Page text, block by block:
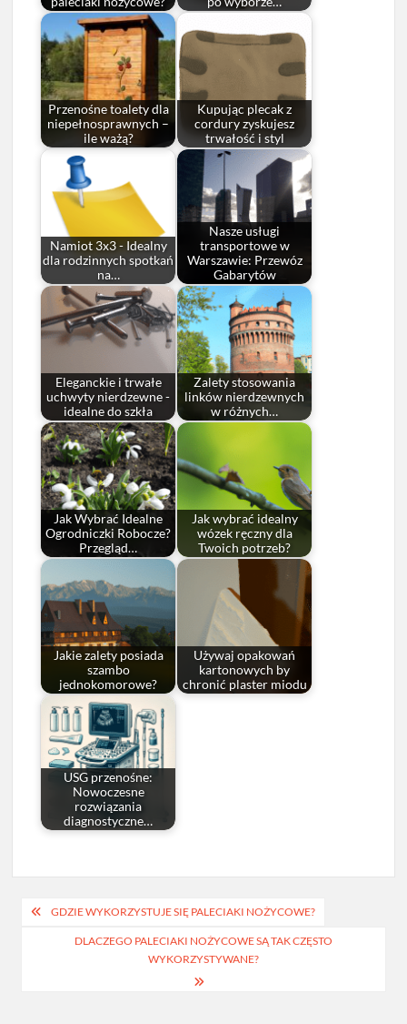
Przenośne toalety dla
niepełnosprawnych –
ile ważą?
Kupując plecak z
cordury zyskujesz
trwałość i styl
Namiot 3x3 - Idealny
dla rodzinnych spotkań
na…
Nasze usługi
transportowe w
Warszawie: Przewóz
Gabarytów
Eleganckie i trwałe
uchwyty nierdzewne -
idealne do szkła
Zalety stosowania
linków nierdzewnych
w różnych…
Jak Wybrać Idealne
Ogrodniczki Robocze?
Przegląd…
Jak wybrać idealny
wózek ręczny dla
Twoich potrzeb?
Jakie zalety posiada
szambo
jednokomorowe?
Używaj opakowań
kartonowych by
chronić plaster miodu
USG przenośne:
Nowoczesne
rozwiązania
diagnostyczne…
Nawigacja
wpisu
GDZIE WYKORZYSTUJE SIĘ PALECIAKI NOŻYCOWE?
DLACZEGO PALECIAKI NOŻYCOWE SĄ TAK CZĘSTO
WYKORZYSTYWANE?